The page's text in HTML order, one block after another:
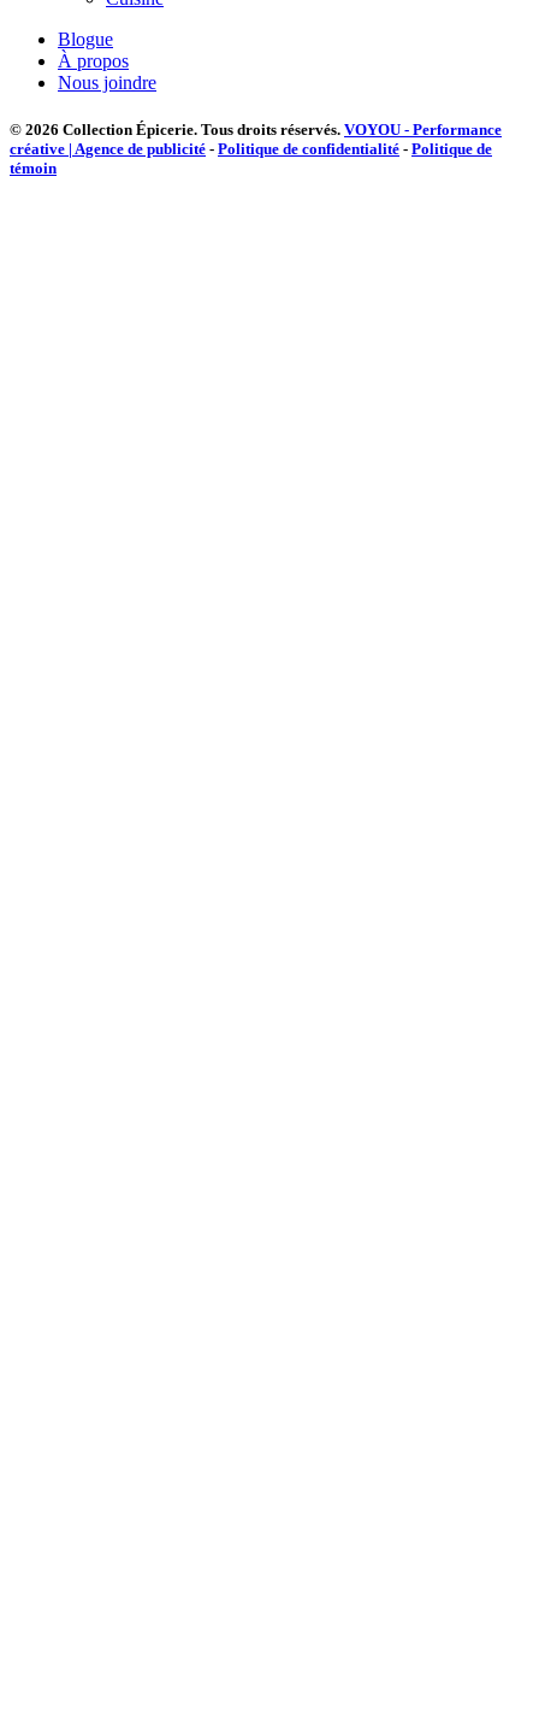
Blogue
À propos
Nous joindre
© 2026 Collection Épicerie. Tous droits réservés. VOYOU - Performance
créative | Agence de publicité - Politique de confidentialité - Politique de
témoin